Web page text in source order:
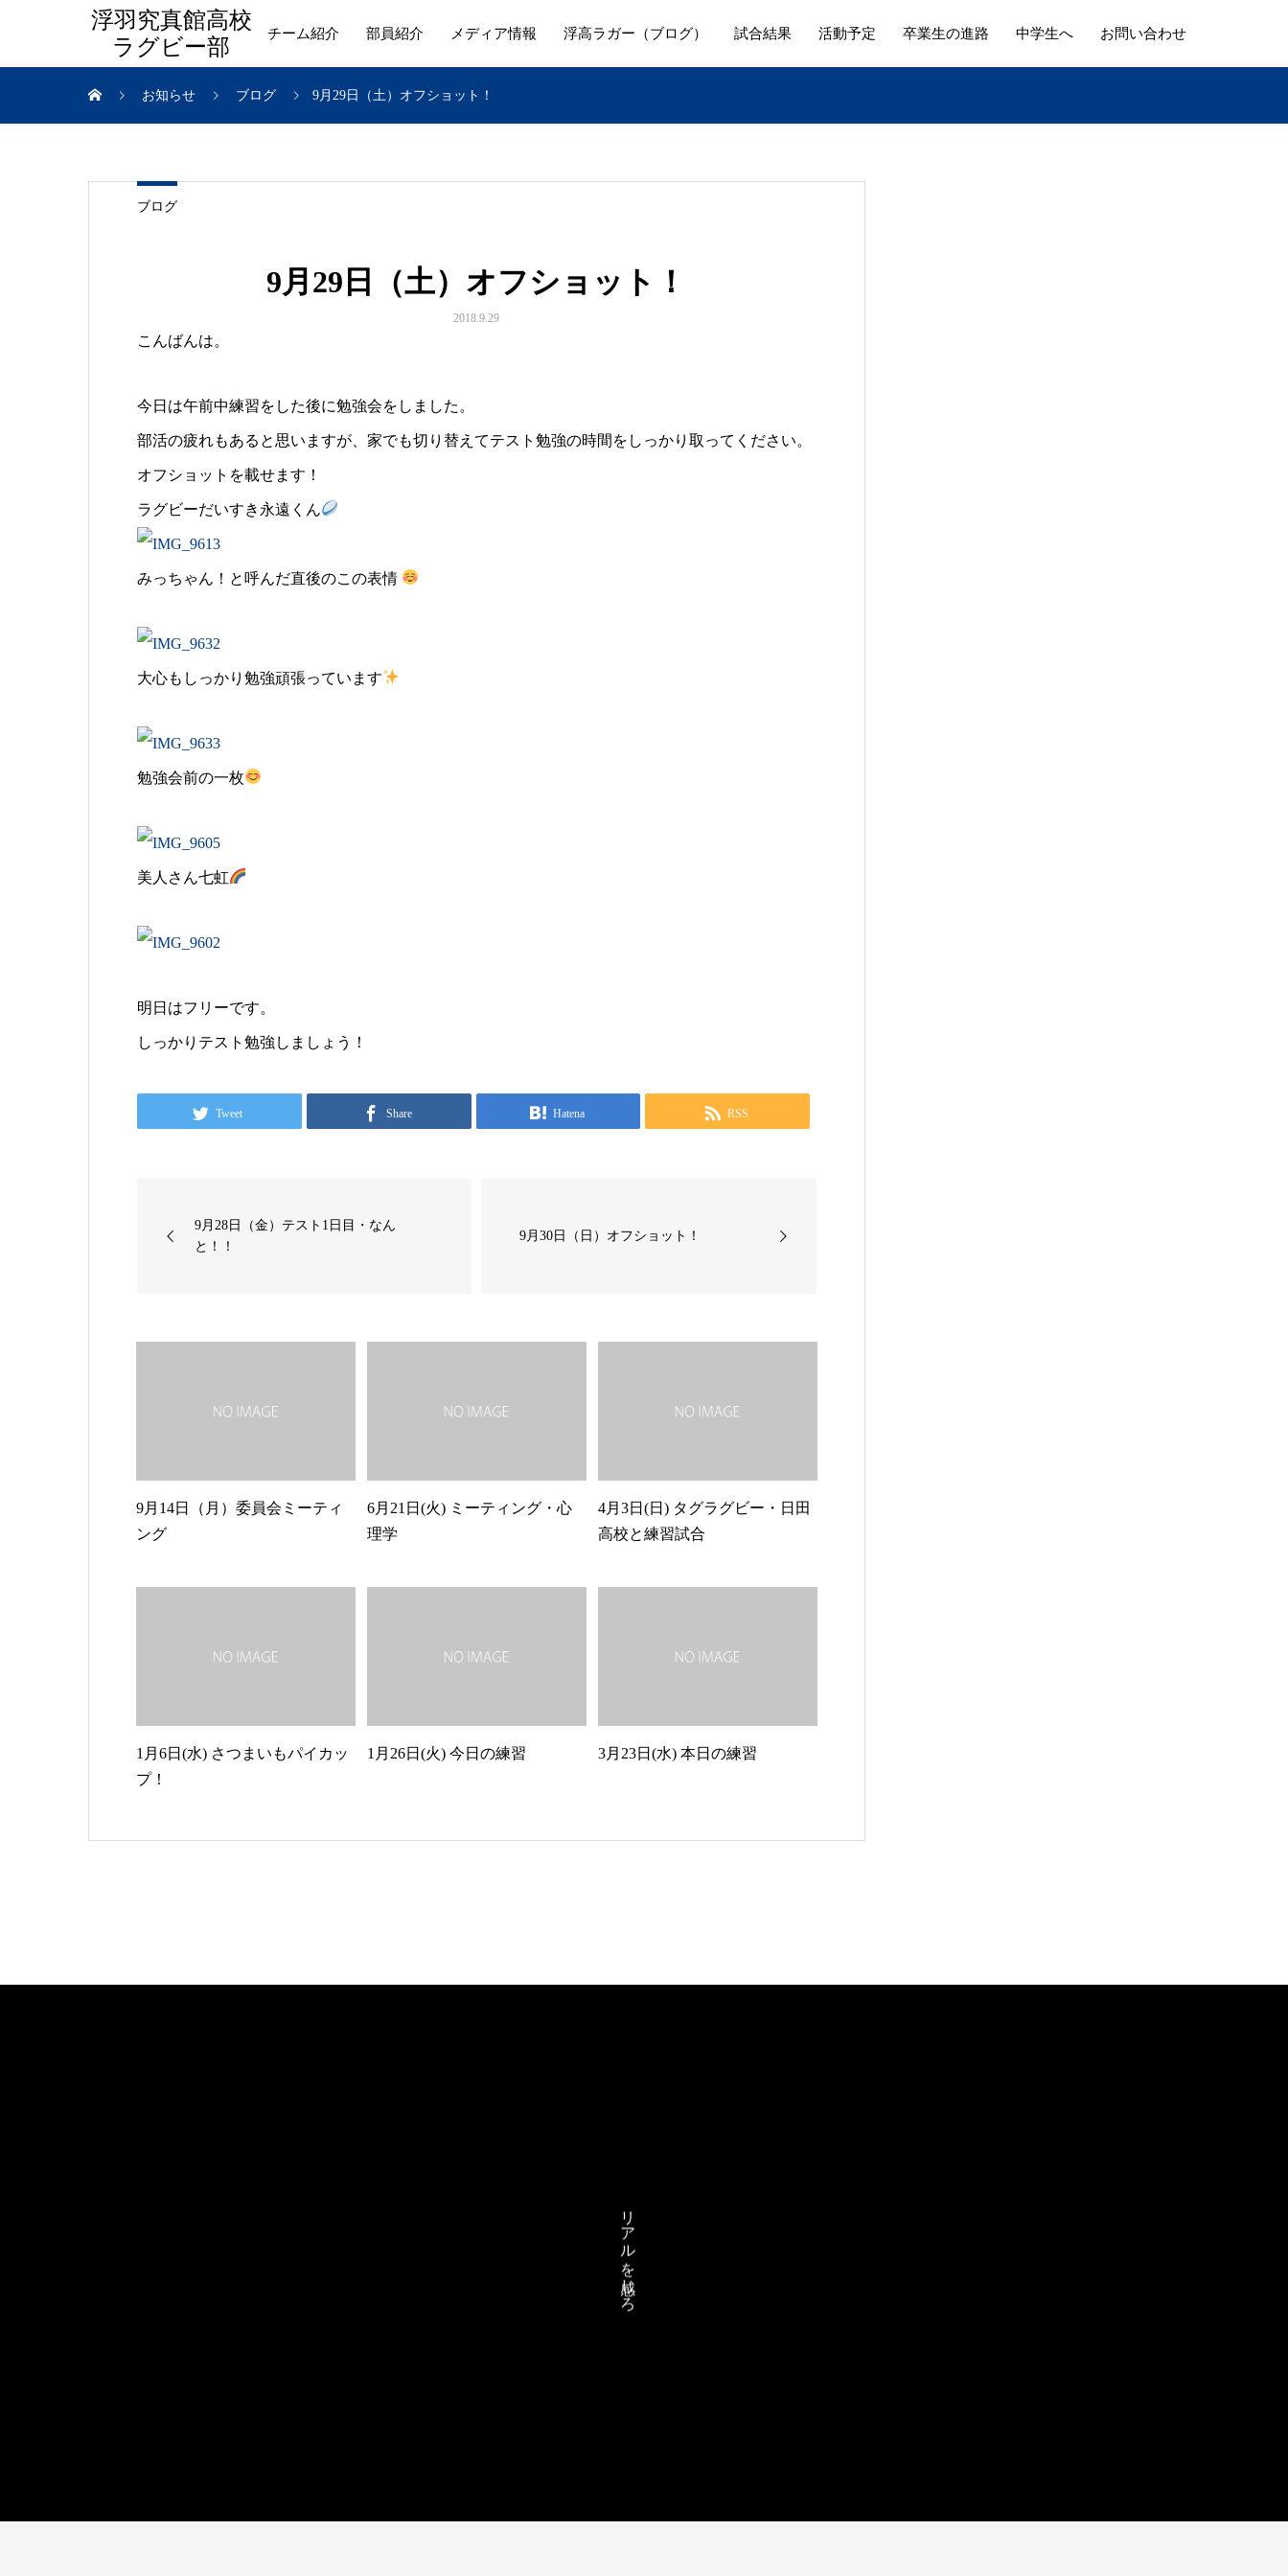
浮羽究真館高校
ラグビー部
チーム紹介 部員紹介 メディア情報 浮高ラガー（ブログ） 試合結果 活動予定 卒業生の進路 中学生へ お問い合わせ
お知らせ ブログ 9月29日（土）オフショット！
ブログ
9月29日（土）オフショット！
2018.9.29
こんばんは。
今日は午前中練習をした後に勉強会をしました。
部活の疲れもあると思いますが、家でも切り替えてテスト勉強の時間をしっかり取ってください。
オフショットを載せます！
ラグビーだいすき永遠くん
みっちゃん！と呼んだ直後のこの表情
大心もしっかり勉強頑張っています
勉強会前の一枚
美人さん七虹
明日はフリーです。
しっかりテスト勉強しましょう！
Tweet Share Hatena RSS
9月28日（金）テスト1日目・なん
と！！
9月30日（日）オフショット！
9月14日（月）委員会ミーティ
ング
6月21日(火) ミーティング・心
理学
4月3日(日) タグラグビー・日田
高校と練習試合
1月6日(水) さつまいもパイカッ
プ！
1月26日(火) 今日の練習 3月23日(水) 本日の練習
リアルを感じろ